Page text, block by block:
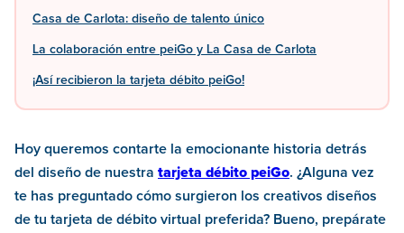
Casa de Carlota: diseño de talento único
La colaboración entre peiGo y La Casa de Carlota
¡Así recibieron la tarjeta débito peiGo!
Hoy queremos contarte la emocionante historia detrás
del diseño de nuestra tarjeta débito peiGo. ¿Alguna vez
te has preguntado cómo surgieron los creativos diseños
de tu tarjeta de débito virtual preferida? Bueno, prepárate